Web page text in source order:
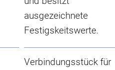
ausgezeichnete
Festigskeitswerte.
Verbindungsstück für